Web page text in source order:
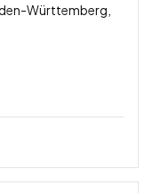
Württemberg,